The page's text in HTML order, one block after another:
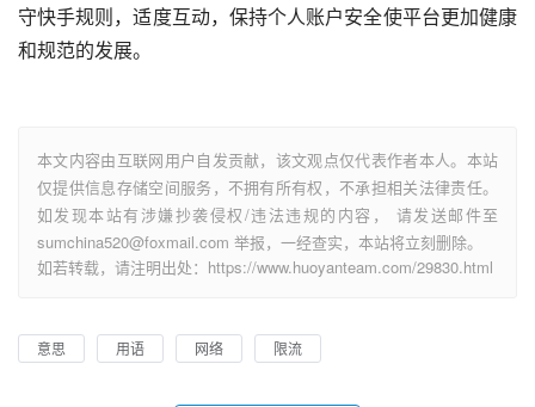
守快手规则，适度互动，保持个人账户安全使平台更加健康
和规范的发展。
本文内容由互联网用户自发贡献，该文观点仅代表作者本人。本站
仅提供信息存储空间服务，不拥有所有权，不承担相关法律责任。
如发现本站有涉嫌抄袭侵权/违法违规的内容， 请发送邮件至
sumchina520@foxmail.com 举报，一经查实，本站将立刻删除。
如若转载，请注明出处：https://www.huoyanteam.com/29830.html
意思 用语 网络 限流